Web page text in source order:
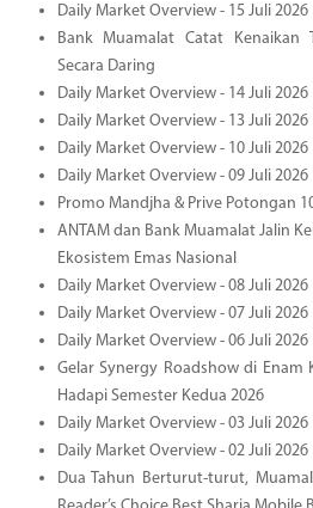
Daily Market Overview - 15 Juli 2026
Bank Muamalat Catat Kenaikan
Secara Daring
Daily Market Overview - 14 Juli 2026
Daily Market Overview - 13 Juli 2026
Daily Market Overview - 10 Juli 2026
Daily Market Overview - 09 Juli 2026
Promo Mandjha & Prive Potongan
ANTAM dan Bank Muamalat Jalin
Ekosistem Emas Nasional
Daily Market Overview - 08 Juli 2026
Daily Market Overview - 07 Juli 2026
Daily Market Overview - 06 Juli 2026
Gelar Synergy Roadshow di Enam
Hadapi Semester Kedua 2026
Daily Market Overview - 03 Juli 2026
Daily Market Overview - 02 Juli 2026
Dua Tahun Berturut-turut,